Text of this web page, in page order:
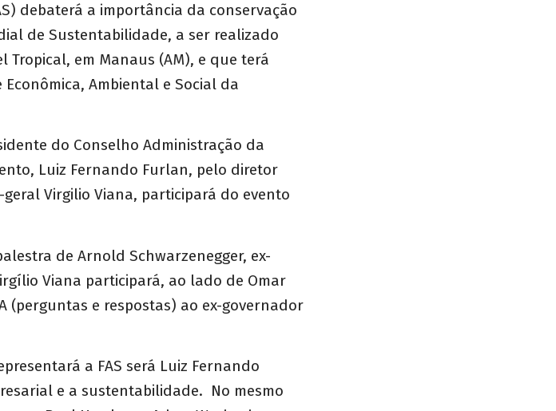
debaterá a importância da conservação
de Sustentabilidade, a ser realizado
Tropical, em Manaus (AM), e que terá
Ambiental e Social da
do Conselho Administração da
Luiz Fernando Furlan, pelo diretor
Virgilio Viana, participará do evento
de Arnold Schwarzenegger, ex-
Viana participará, ao lado de Omar
(perguntas e respostas) ao ex-governador
a FAS será Luiz Fernando
e a sustentabilidade. No mesmo